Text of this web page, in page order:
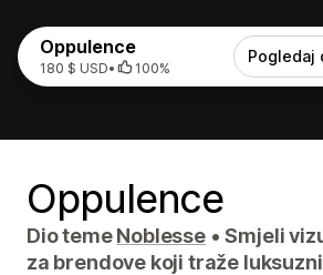
Oppulence
180 $ USD• 100%
Pogledaj
Oppulence
Dio temeNoblesse • Smjeli
za brendove koji traže